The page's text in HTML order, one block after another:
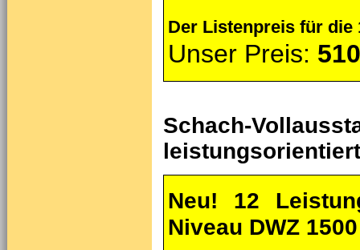
Der Listenpreis für die
Unser Preis:
Schach-
Neu! 12
Niveau DWZ